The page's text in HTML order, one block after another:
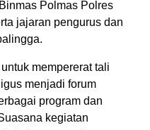
Polmas Polres
jajaran pengurus dan
mempererat tali
menjadi forum
program dan
kegiatan